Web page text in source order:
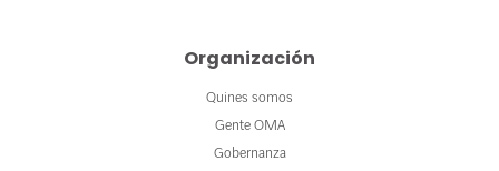
Organización
Quines somos
Gente OMA
Gobernanza